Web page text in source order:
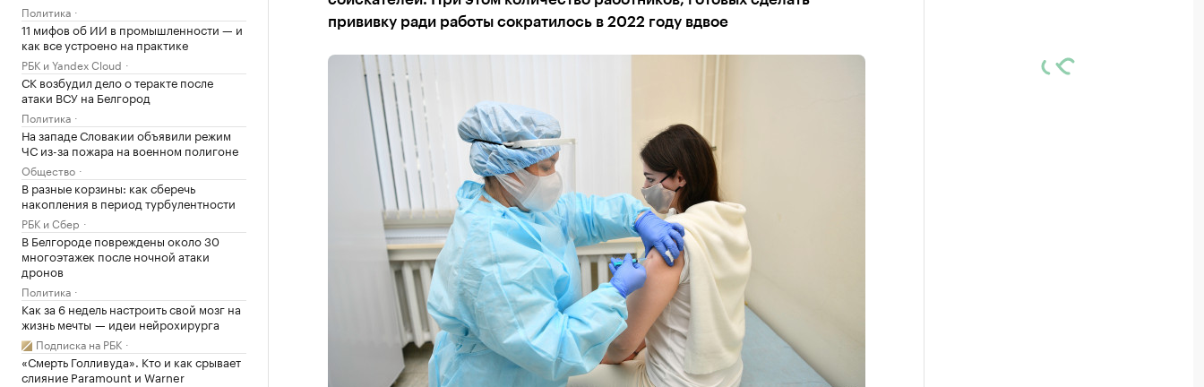
Политика
11 мифов об ИИ в промышленности — и
как все устроено на практике
РБК и Yandex Cloud
СК возбудил дело о теракте после
атаки ВСУ на Белгород
Политика
На западе Словакии объявили режим
ЧС из-за пожара на военном полигоне
Общество
В разные корзины: как сберечь
накопления в период турбулентности
РБК и Сбер
В Белгороде повреждены около 30
многоэтажек после ночной атаки
дронов
Политика
Как за 6 недель настроить свой мозг на
жизнь мечты — идеи нейрохирурга
Подписка на РБК
«Смерть Голливуда». Кто и как срывает
слияние Paramount и Warner
прививку ради работы сократилось в 2022 году вдвое